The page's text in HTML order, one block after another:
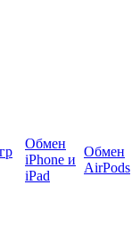
Обмен
iPhone и
iPad
Обмен
AirPods